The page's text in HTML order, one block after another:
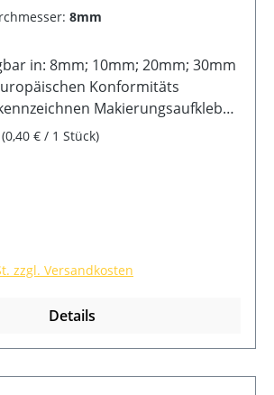
8mm
in: 8mm; 10mm; 20mm; 30mm
Konformitäts
Makierungsaufkleber,
im Innenbereich
(0,40 € / 1 Stück)
zzgl. Versandkosten
Details